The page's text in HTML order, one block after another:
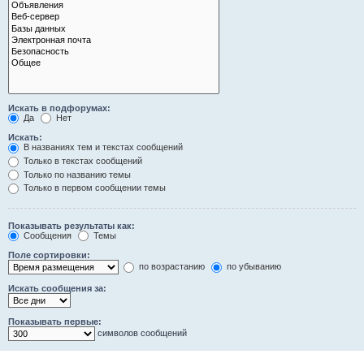
Искать в подфорумах:
Да
Нет
Искать:
В названиях тем и текстах сообщений
Только в текстах сообщений
Только по названию темы
Только в первом сообщении темы
Показывать результаты как:
Сообщения
Темы
Поле сортировки:
по возрастанию
по убыванию
Искать сообщения за:
Показывать первые:
символов сообщений